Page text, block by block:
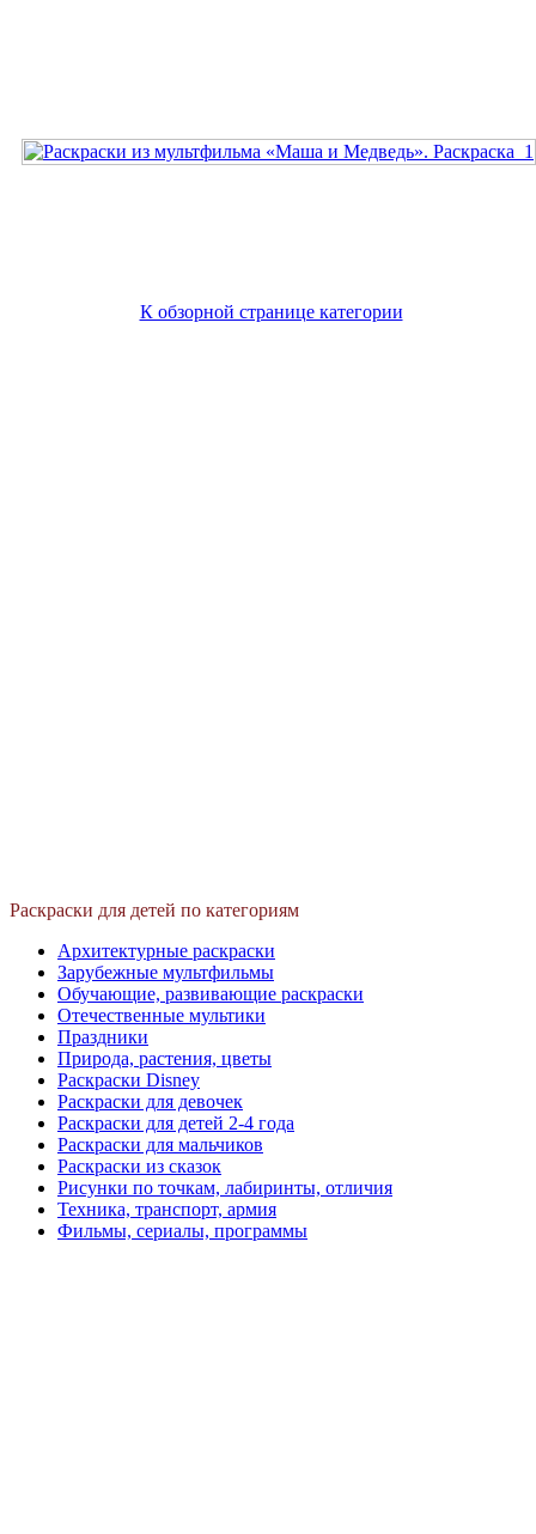
К обзорной странице категории
Раскраски для детей по категориям
Архитектурные раскраски
Зарубежные мультфильмы
Обучающие, развивающие раскраски
Отечественные мультики
Праздники
Природа, растения, цветы
Раскраски Disney
Раскраски для девочек
Раскраски для детей 2-4 года
Раскраски для мальчиков
Раскраски из сказок
Рисунки по точкам, лабиринты, отличия
Техника, транспорт, армия
Фильмы, сериалы, программы